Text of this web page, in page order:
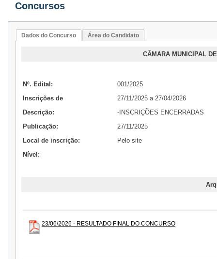
Concursos
Dados do Concurso Área do Candidato
CÂMARA MUNICIPAL
Nº. Edital:
001/2025
Inscrições de
27/11/2025 a 27/04/2026
Descrição:
-INSCRIÇÕES ENCERRADAS
Publicação:
27/11/2025
Local de inscrição:
Pelo site
Nível:
23/06/2026 - RESULTADO FINAL DO CONCURSO